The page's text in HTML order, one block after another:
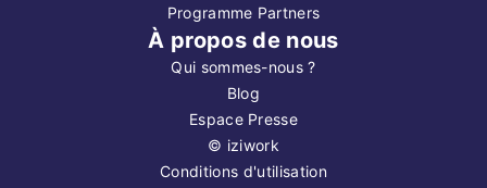
Programme Partners
À propos de nous
Qui sommes-nous ?
Blog
Espace Presse
© iziwork
Conditions d'utilisation